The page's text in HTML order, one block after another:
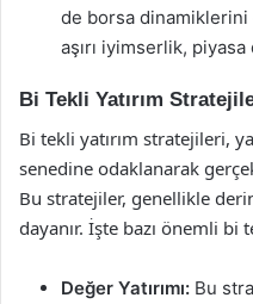
de borsa dinamiklerini
aşırı iyimserlik,
Bi Tekli Yatırım
Bi tekli yatırım stratejileri,
senedine odaklanarak
Bu stratejiler, genellikle
dayanır. İşte bazı önemli bi
Değer Yatırımı: Bu